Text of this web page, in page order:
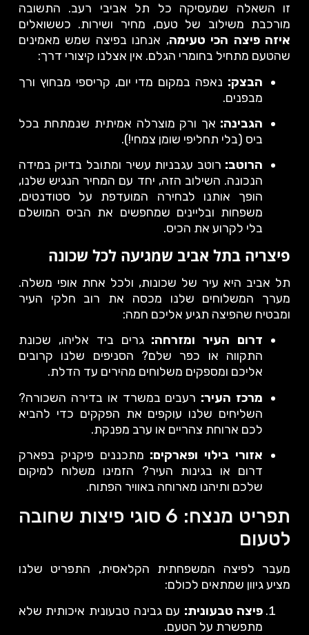
זו השאלה שמעסיקה כל תל אביבי רעב. התשובה
מורכבת משילוב של טעם, מחיר ושירות. כששואלים
איזה פיצה הכי טעימה, אנחנו בפיצה שמש מאמינים
שהטעם מתחיל בחומרי הגלם. אין אצלנו קיצורי דרך:
הבצק: נאפה במקום מדי יום, קריספי מבחוץ ורך
מבפנים.
הגבינה: אך ורק מוצרלה אמיתית שנמתחת בכל
ביס (בלי תחליפי שומן צמחי!).
הרוטב: רוטב עגבניות עשיר ומתובל בדיוק במידה
הנכונה. השילוב הזה, יחד עם המחיר הנגיש שלנו,
הופך אותנו לבחירה המועדפת על סטודנטים,
משפחות ובליינים שמחפשים את הביס המושלם
בלי לקרוע את הכיס.
פיצריה בתל אביב שמגיעה לכל שכונה
תל אביב היא עיר של שכונות, ולכל אחת אופי משלה.
מערך המשלוחים שלנו מכסה את רוב חלקי העיר
ומבטיח שהפיצה תגיע אליכם חמה:
דרום העיר ומזרחה: גרים ביד אליהו, שכונת
התקווה או כפר שלם? הסניפים שלנו קרובים
אליכם ומספקים משלוחים מהירים עד הדלת.
מרכז העיר: רעבים במשרד או בדירה השכורה?
השליחים שלנו עוקפים את הפקקים כדי להביא
לכם ארוחת צהריים או ערב מפנקת.
אזורי בילוי ופארקים: מתכננים פיקניק בפארק
דרום או בגינות העיר? הזמינו משלוח למיקום
שלכם ותיהנו מארוחה באוויר הפתוח.
תפריט מנצח: 6 סוגי פיצות שחובה
לטעום
מעבר לפיצה המשפחתית הקלאסית, התפריט שלנו
מציע גיוון שמתאים לכולם:
פיצה טבעונית: עם גבינה טבעונית איכותית שלא
מתפשרת על הטעם.